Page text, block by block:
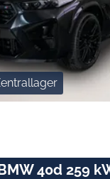
40d 259